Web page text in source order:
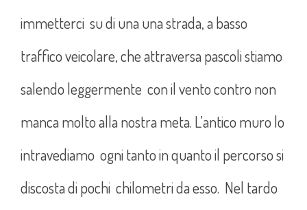
immetterci su di una una strada, a basso
traffico veicolare, che attraversa pascoli stiamo
salendo leggermente con il vento contro non
manca molto alla nostra meta. L’antico muro lo
intravediamo ogni tanto in quanto il percorso si
discosta di pochi chilometri da esso. Nel tardo